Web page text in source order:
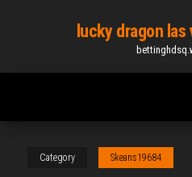
content
lucky dragon
Category Skeans19684